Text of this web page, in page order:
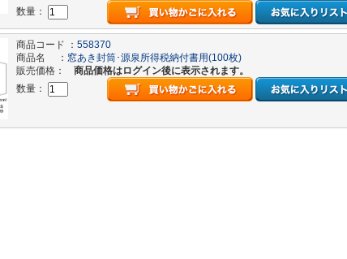
数量：
商品コード ： 558370
商品名 ： 窓あき封筒･源泉所得税納付書用(100枚)
販売価格：
商品価格はログイン後に表示されます。
数量：